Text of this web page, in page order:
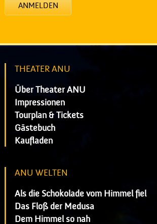
ANMELDEN
THEATER ANU
Über Theater ANU
Impressionen
Tourplan & Tickets
Gästebuch
Kaufladen
ANU WELTEN
Als die Schokolade vom Himmel fiel
Das Floß der Medusa
Dem Himmel so nah